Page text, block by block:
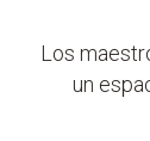
Los
un